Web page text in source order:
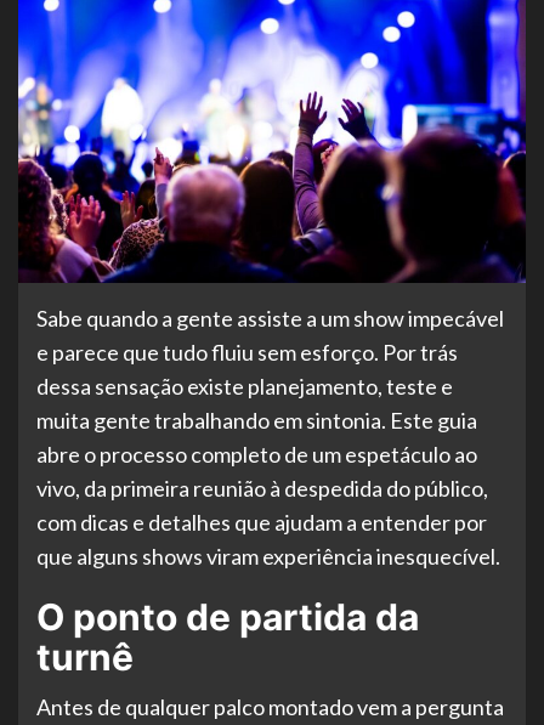
Sabe quando a gente assiste a um show impecável
e parece que tudo fluiu sem esforço. Por trás
dessa sensação existe planejamento, teste e
muita gente trabalhando em sintonia. Este guia
abre o processo completo de um espetáculo ao
vivo, da primeira reunião à despedida do público,
com dicas e detalhes que ajudam a entender por
que alguns shows viram experiência inesquecível.
O ponto de partida da
turnê
Antes de qualquer palco montado vem a pergunta